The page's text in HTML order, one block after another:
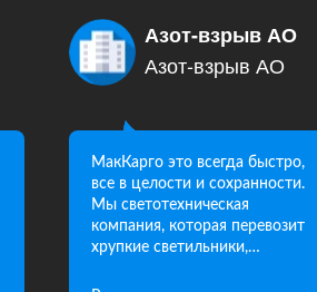
Азот-взрыв АО
Азот-взрыв АО
МакКарго это всегда быстро,
все в целости и сохранности.
Мы светотехническая
компания, которая перевозит
хрупкие светильники,